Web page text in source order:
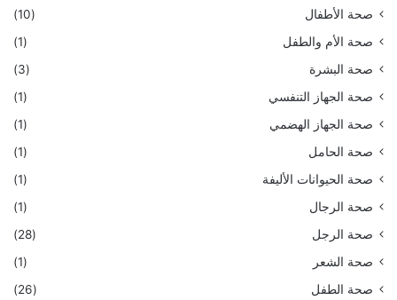
صحة الأطفال
(10)
صحة الأم والطفل
(1)
صحة البشرة
(3)
صحة الجهاز التنفسي
(1)
صحة الجهاز الهضمي
(1)
صحة الحامل
(1)
صحة الحيوانات الأليفة
(1)
صحة الرجال
(1)
صحة الرجل
(28)
صحة الشعر
(1)
صحة الطفل
(26)